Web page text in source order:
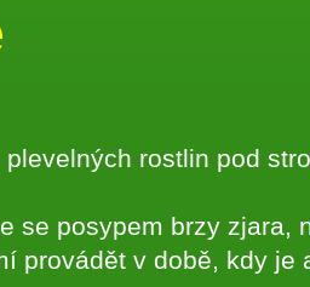
plevelných rostlin pod
se posypem brzy zjara,
provádět v době, kdy je